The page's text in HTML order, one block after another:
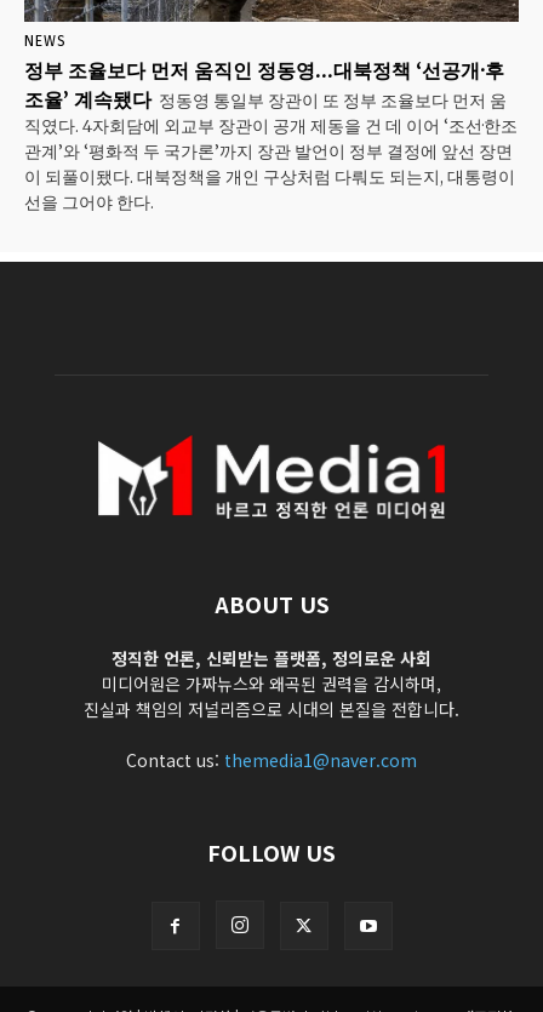
NEWS
정부 조율보다 먼저 움직인 정동영…대북정책 ‘선공개·후
조율’ 계속됐다 정동영 통일부 장관이 또 정부 조율보다 먼저 움
직였다. 4자회담에 외교부 장관이 공개 제동을 건 데 이어 ‘조선·한조
관계’와 ‘평화적 두 국가론’까지 장관 발언이 정부 결정에 앞선 장면
이 되풀이됐다. 대북정책을 개인 구상처럼 다뤄도 되는지, 대통령이
선을 그어야 한다.
ABOUT US
정직한 언론, 신뢰받는 플랫폼, 정의로운 사회
미디어원은 가짜뉴스와 왜곡된 권력을 감시하며,
진실과 책임의 저널리즘으로 시대의 본질을 전합니다.
Contact us: themedia1@naver.com
FOLLOW US